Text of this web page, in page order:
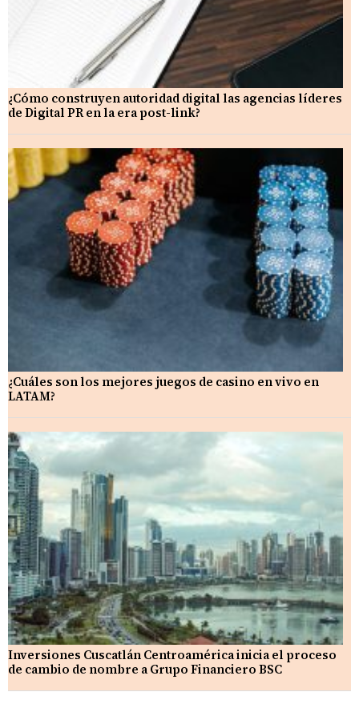
¿Cómo construyen autoridad digital las agencias líderes
de Digital PR en la era post-link?
¿Cuáles son los mejores juegos de casino en vivo en
LATAM?
Inversiones Cuscatlán Centroamérica inicia el proceso
de cambio de nombre a Grupo Financiero BSC